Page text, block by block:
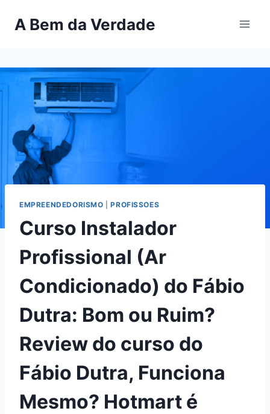
paraA Bem da Verdade
EMPREENDEDORISMO |PROFISSOES
Curso Instalador
Profissional (Ar
Condicionado) do Fábio
Dutra: Bom ou Ruim?
Review do curso do
Fábio Dutra, Funciona
Mesmo? Hotmart é